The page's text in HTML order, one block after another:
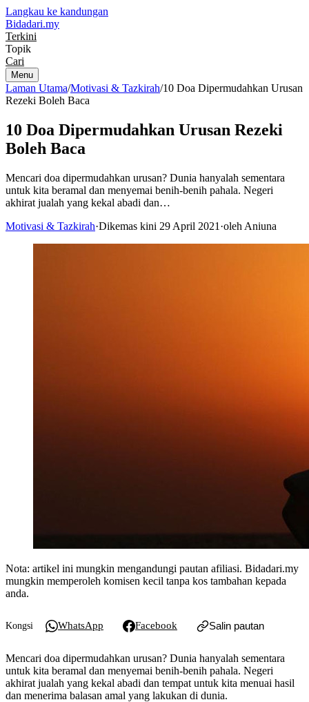
Langkau ke kandungan
Bidadari.my
Terkini
Topik
Cari
Menu
Laman Utama/Motivasi & Tazkirah/10 Doa Dipermudahkan Urusan
Rezeki Boleh Baca
10 Doa Dipermudahkan Urusan Rezeki
Boleh Baca
Mencari doa dipermudahkan urusan? Dunia hanyalah sementara
untuk kita beramal dan menyemai benih-benih pahala. Negeri
akhirat jualah yang kekal abadi dan…
Motivasi & Tazkirah·Dikemas kini 29 April 2021 ·oleh Aniuna
Nota: artikel ini mungkin mengandungi pautan afiliasi. Bidadari.my
mungkin memperoleh komisen kecil tanpa kos tambahan kepada
anda.
Kongsi WhatsApp Facebook Salin pautan
Mencari doa dipermudahkan urusan? Dunia hanyalah sementara
untuk kita beramal dan menyemai benih-benih pahala. Negeri
akhirat jualah yang kekal abadi dan tempat untuk kita menuai hasil
dan menerima balasan amal yang lakukan di dunia.